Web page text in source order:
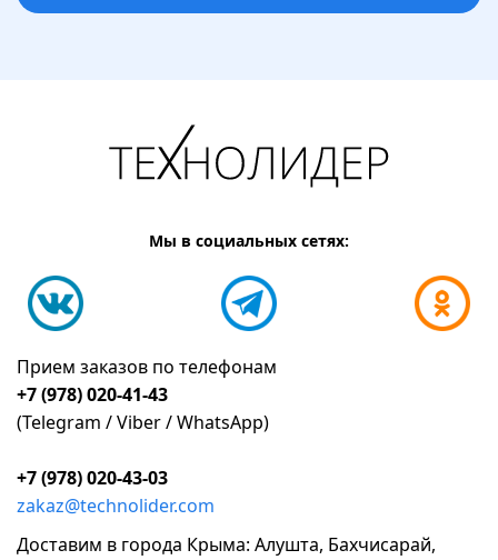
Мы в социальных сетях:
Прием заказов по телефонам
+7 (978) 020-41-43
(Telegram / Viber / WhatsApp)
+7 (978) 020-43-03
zakaz@technolider.com
Доставим в города Крыма: Алушта, Бахчисарай,